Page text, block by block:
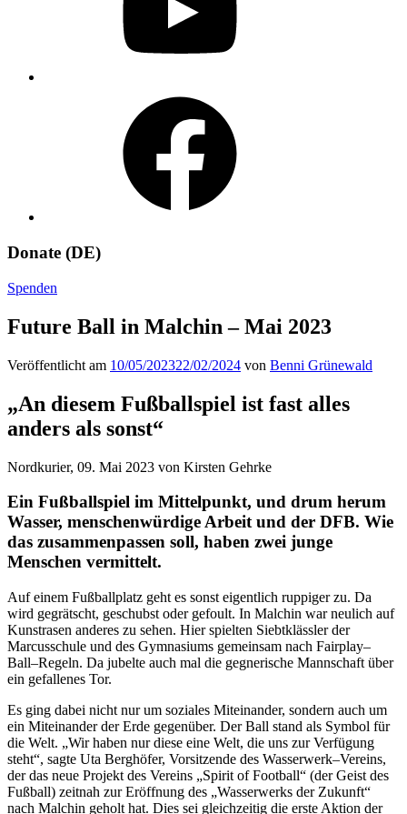
Donate (DE)
Spenden
Future Ball in Malchin – Mai 2023
Veröffentlicht am 10/05/202322/02/2024 von Benni Grünewald
„An diesem Fußballspiel ist fast alles
anders als sonst“
Nordkurier, 09. Mai 2023 von Kirsten Gehrke
Ein Fußballspiel im Mittelpunkt, und drum herum
Wasser, menschenwürdige Arbeit und der DFB. Wie
das zusammenpassen soll, haben zwei junge
Menschen vermittelt.
Auf einem Fußballplatz geht es sonst eigentlich ruppiger zu. Da
wird gegrätscht, geschubst oder gefoult. In Malchin war neulich auf
Kunstrasen anderes zu sehen. Hier spielten Siebtklässler der
Marcusschule und des Gymnasiums gemeinsam nach Fairplay–
Ball–Regeln. Da jubelte auch mal die gegnerische Mannschaft über
ein gefallenes Tor.
Es ging dabei nicht nur um soziales Miteinander, sondern auch um
ein Miteinander der Erde gegenüber. Der Ball stand als Symbol für
die Welt. „Wir haben nur diese eine Welt, die uns zur Verfügung
steht“, sagte Uta Berghöfer, Vorsitzende des Wasserwerk–Vereins,
der das neue Projekt des Vereins „Spirit of Football“ (der Geist des
Fußball) zeitnah zur Eröffnung des „Wasserwerks der Zukunft“
nach Malchin geholt hat. Dies sei gleichzeitig die erste Aktion der